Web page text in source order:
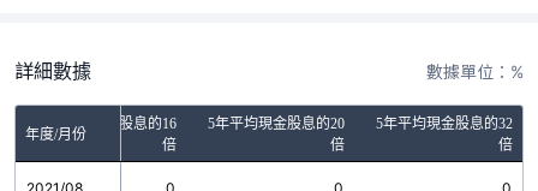
詳細數據 數據單位：%
年度/月份
5年平均現金股息的16
倍
5年平均現金股息的20
倍
5年平均現金股息的32
倍